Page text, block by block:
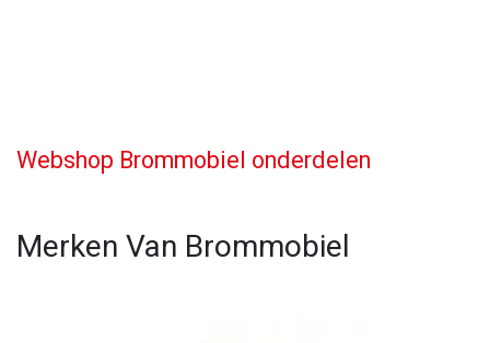
Webshop Brommobiel onderdelen
Merken Van Brommobiel